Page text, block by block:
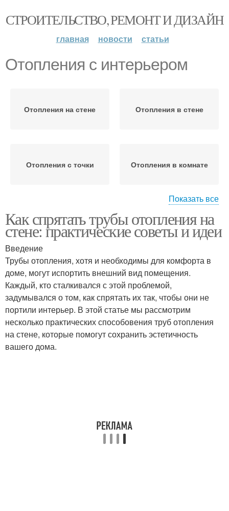
СТРОИТЕЛЬСТВО, РЕМОНТ И ДИЗАЙН
главная новости статьи
Отопления с интерьером
Отопления на стене Отопления в стене
Отопления с точки Отопления в комнате
Отопления без ущерба
Показать все
Как спрятать трубы отопления на
стене: практические советы и идеи
Введение
Трубы отопления, хотя и необходимы для комфорта в
доме, могут испортить внешний вид помещения.
Каждый, кто сталкивался с этой проблемой,
задумывался о том, как спрятать их так, чтобы они не
портили интерьер. В этой статье мы рассмотрим
несколько практических способовения труб отопления
на стене, которые помогут сохранить эстетичность
вашего дома.